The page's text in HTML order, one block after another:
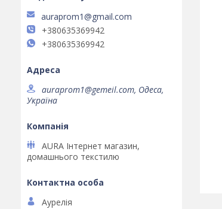
auraprom1@gmail.com
+380635369942
+380635369942
auraprom1@gemeil.com, Одеса,
Україна
AURA Інтернет магазин,
домашнього текстилю
Аурелія